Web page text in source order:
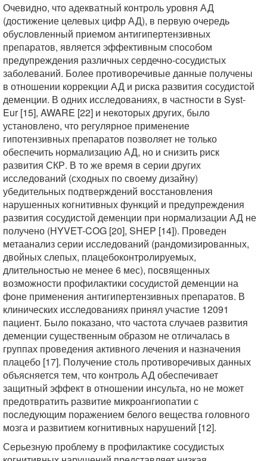
Очевидно, что адекватный контроль уровня АД
(достижение целевых цифр АД), в первую очередь
обусловленный приемом антигипертензивных
препаратов, является эффективным способом
предупреждения различных сердечно-сосудистых
заболеваний. Более противоречивые данные получены
в отношении коррекции АД и риска развития сосудистой
деменции. В одних исследованиях, в частности в Syst-
Eur [15], AWARE [22] и некоторых других, было
установлено, что регулярное применение
гипотензивных препаратов позволяет не только
обеспечить нормализацию АД, но и снизить риск
развития СКР. В то же время в серии других
исследований (сходных по своему дизайну)
убедительных подтверждений восстановления
нарушенных когнитивных функций и предупреждения
развития сосудистой деменции при нормализации АД не
получено (HYVET-COG [20], SHEP [14]). Проведен
метаанализ серии исследований (рандомизированных,
двойных слепых, плацебоконтролируемых,
длительностью не менее 6 мес), посвященных
возможности профилактики сосудистой деменции на
фоне применения антигипертензивных препаратов. В
клинических исследованиях принял участие 12091
пациент. Было показано, что частота случаев развития
деменции существенным образом не отличалась в
группах проведения активного лечения и назначения
плацебо [17]. Получение столь противоречивых данных
объясняется тем, что контроль АД обеспечивает
защитный эффект в отношении инсульта, но не может
предотвратить развитие микроангиопатии с
последующим поражением белого вещества головного
мозга и развитием когнитивных нарушений [12].
Серьезную проблему в профилактике сосудистых